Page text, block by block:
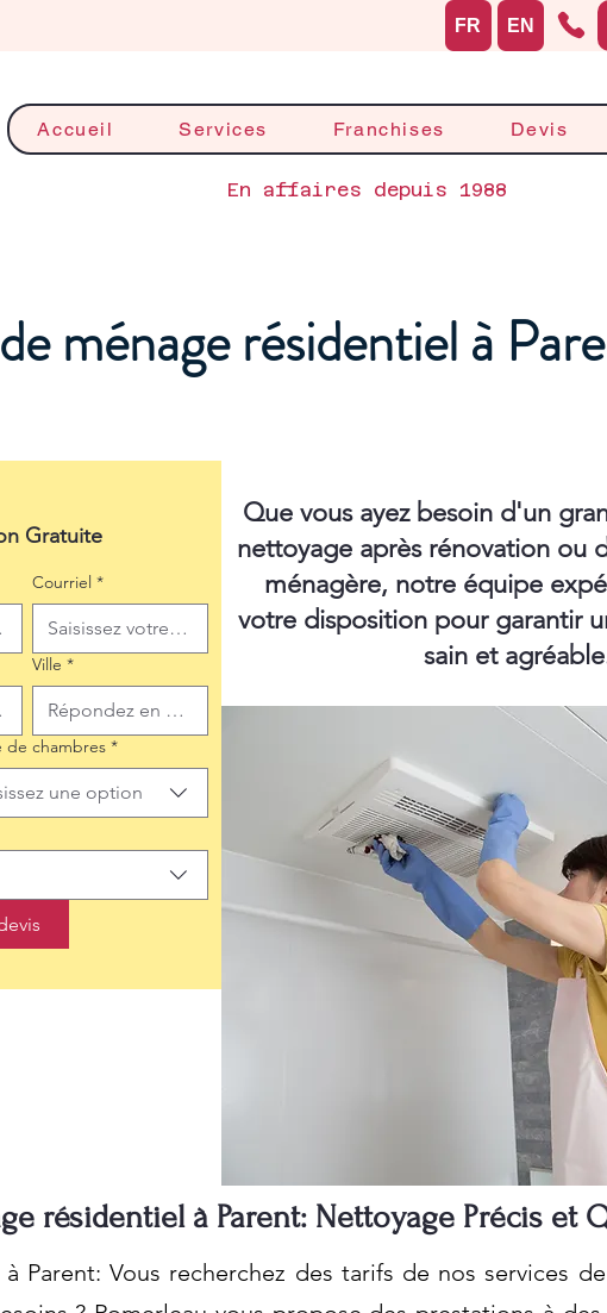
Accueil Services Franchises Devis
En affaires depuis 1988
FR EN
ménage résidentiel à
Gratuite
Courriel *
Ville *
de chambres *
une option
Que vous ayez besoin d'un
nettoyage après rénovation ou
ménagère, notre équipe
votre disposition pour garantir
sain et
résidentiel à Parent: Nettoyage Précis et
Parent: Vous recherchez des tarifs de nos services